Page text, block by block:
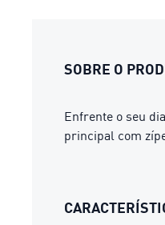
SOBRE O
Enfrente o seu
principal com